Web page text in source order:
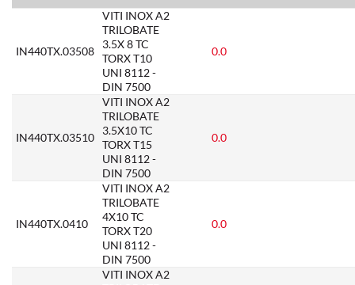
IN440TX.03508
VITI INOX A2
TRILOBATE
3.5X 8 TC
TORX T10
UNI 8112 -
DIN 7500
0.0
IN440TX.03510
VITI INOX A2
TRILOBATE
3.5X10 TC
TORX T15
UNI 8112 -
DIN 7500
0.0
IN440TX.0410
VITI INOX A2
TRILOBATE
4X10 TC
TORX T20
UNI 8112 -
DIN 7500
0.0
VITI INOX A2